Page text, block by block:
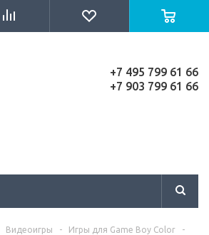
+7 495 799 61 66
+7 903 799 61 66
Видеоигры - Игры для Game Boy Color
-